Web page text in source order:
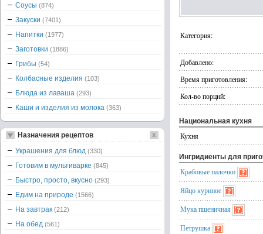
Категория:
Добавлено:
Время приготовления:
Кол-во порций:
Национальная кухня
Кухня
Ингридиенты для
Крабовые палочки
Яйцо куриное
Мука пшеничная
Петрушка
Соусы (874)
Закуски (7401)
Напитки (1977)
Заготовки (1886)
Грибы (54)
Колбасные изделия (103)
Блюда из лаваша (293)
Каши и изделия из молока (363)
Назначения рецептов
Украшения для блюд (330)
Готовим в мультиварке (845)
Быстро, просто, вкусно (293)
Едим на природе (1566)
На завтрак (212)
На обед (561)